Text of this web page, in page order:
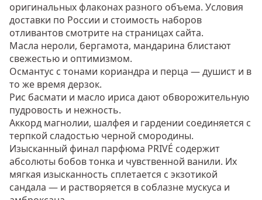
оригинальных флаконах разного объема. Условия
доставки по России и стоимость наборов
отливантов смотрите на страницах сайта.
Масла нероли, бергамота, мандарина блистают
свежестью и оптимизмом.
Османтус с тонами кориандра и перца — душист и в
то же время дерзок.
Рис басмати и масло ириса дают обворожительную
пудровость и нежность.
Аккорд магнолии, шалфея и гардении соединяется с
терпкой сладостью черной смородины.
Изысканный финал парфюма PRIVÉ содержит
абсолюты бобов тонка и чувственной ванили. Их
мягкая изысканность сплетается с экзотикой
сандала — и растворяется в соблазне мускуса и